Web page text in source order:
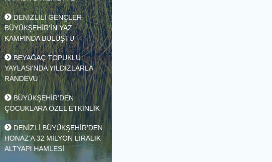
KURULDU
MESKA SOSYAL TESİSİ TAM
KAPASİTE HİZMETTE
DENİZLİLİ GENÇLER
BÜYÜKŞEHİR’İN YAZ
KAMPINDA BULUŞTU
BEYAĞAÇ TOPUKLU
YAYLASI’NDA YILDIZLARLA
RANDEVU
BÜYÜKŞEHİR’DEN